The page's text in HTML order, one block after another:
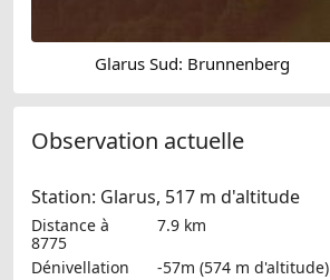
Glarus Sud: Brunnenberg
Observation actuelle
Station: Glarus, 517 m d'altitude
Distance à
8775
7.9 km
Dénivellation
-57m (574 m d'altitude)